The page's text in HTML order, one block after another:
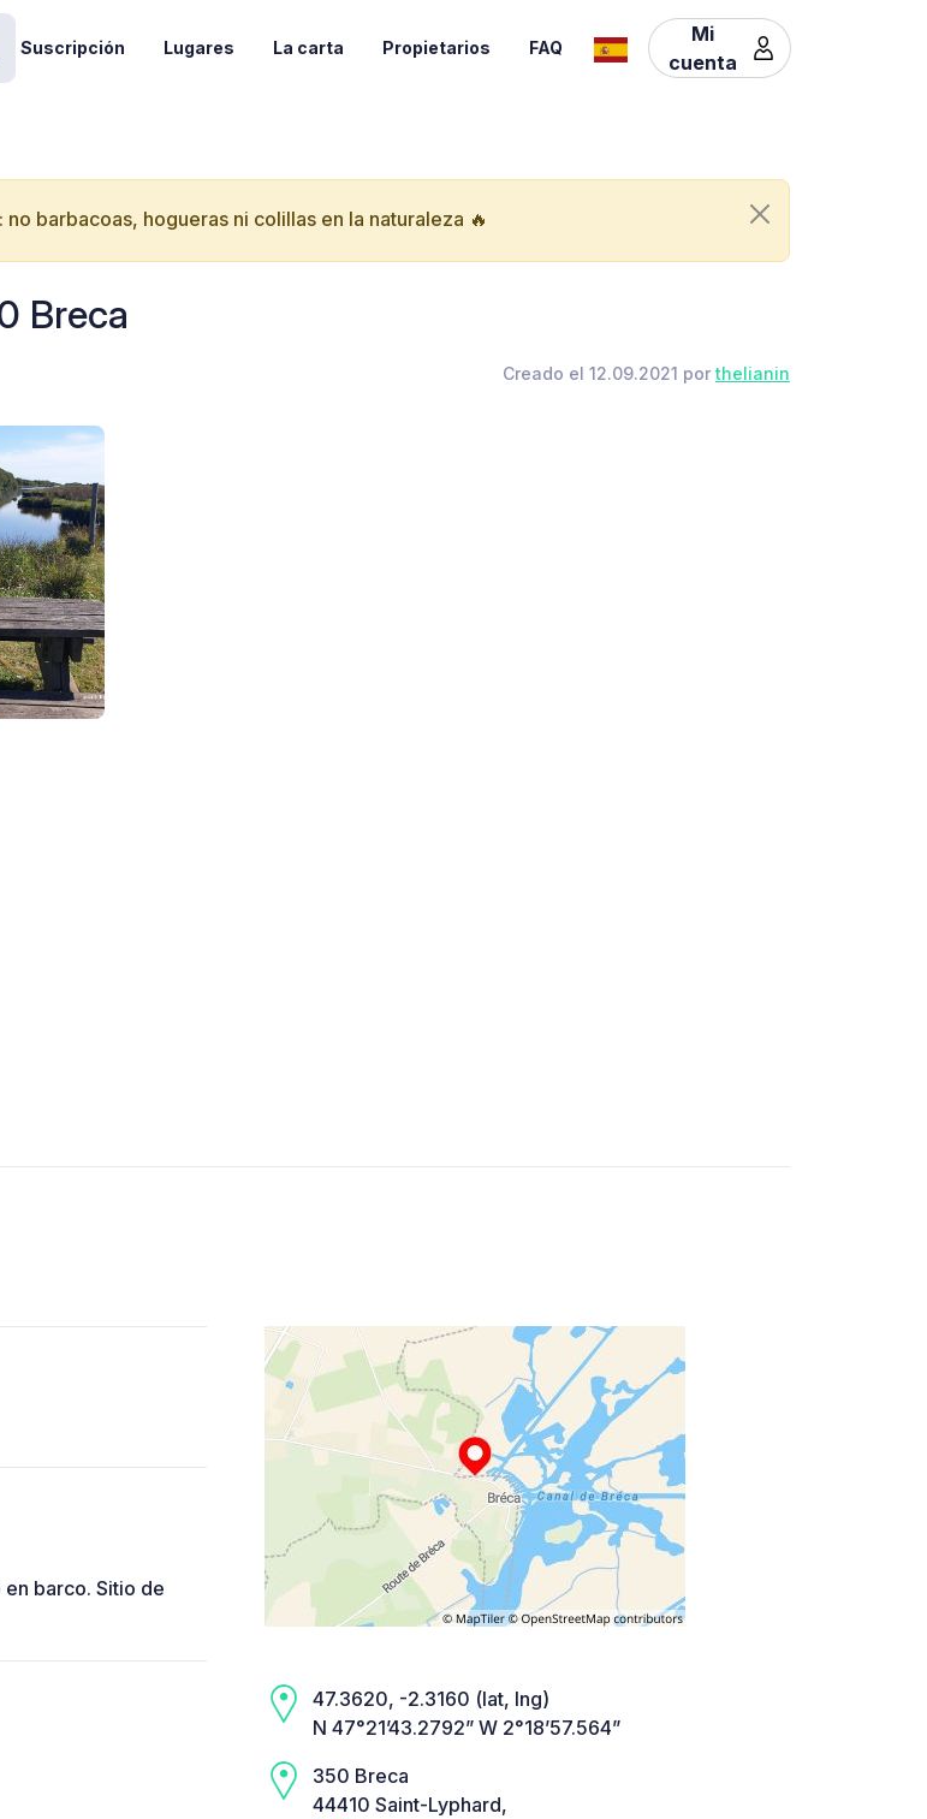
Suscripción Lugares La carta Propietarios FAQ
Mi
cuenta
barbacoas, hogueras ni colillas en la naturaleza 🔥
Breca
Creado el 12.09.2021 porthelianin
barco. Sitio de
47.3620, -2.3160 (lat, lng)
N 47°21’43.2792” W 2°18’57.564”
350 Breca
44410 Saint-Lyphard,